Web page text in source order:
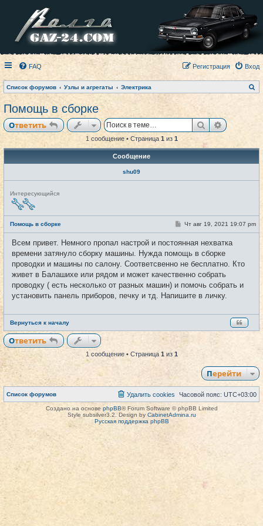
FAQ Вход
Регистрация
Список форумов Узлы и агрегаты Электрика
о
Помощь в сборке
Ответить Поиск
1 сообщение • Страница 1из 1
Сообщение
shu09
Н
е
в
т
и
Интересующийся
Помощь в сборке #1
С
б
щ
н
и
Чт авг 19, 2021 19:07 pm
Всем привет. Немного пропал настрой и постоянная нехватка
времени затянуло сборку машины. Нужда помощь в сборке
проводки и машины по салону. Соответсвенно не бесплатно. Кто
живет в Балашихе или рядом и может качественно собрать
проводку ( есть несколько от разных машин) и помочь собрать и
установить панель приборов, печку и тд. Напишите в личку.
Вернуться к началу
Ответить
1 сообщение • Страница 1 из 1
Перейти
Список форумов Часовой пояс: UTC+03:00
Удалить cookies
Создано на основе phpBB® Forum Software © phpBB Limited
Style subsilver3.2. Design by CabinetAdmina.ru
Русская поддержка phpBB